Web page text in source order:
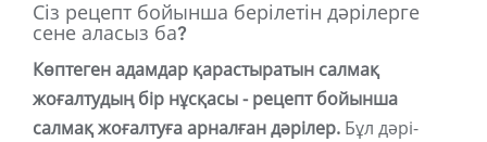
Сіз рецепт бойынша берілетін дәрілерге
сене аласыз ба?
Көптеген адамдар қарастыратын салмақ
жоғалтудың бір нұсқасы - рецепт бойынша
салмақ жоғалтуға арналған дәрілер. Бұл дәрі-